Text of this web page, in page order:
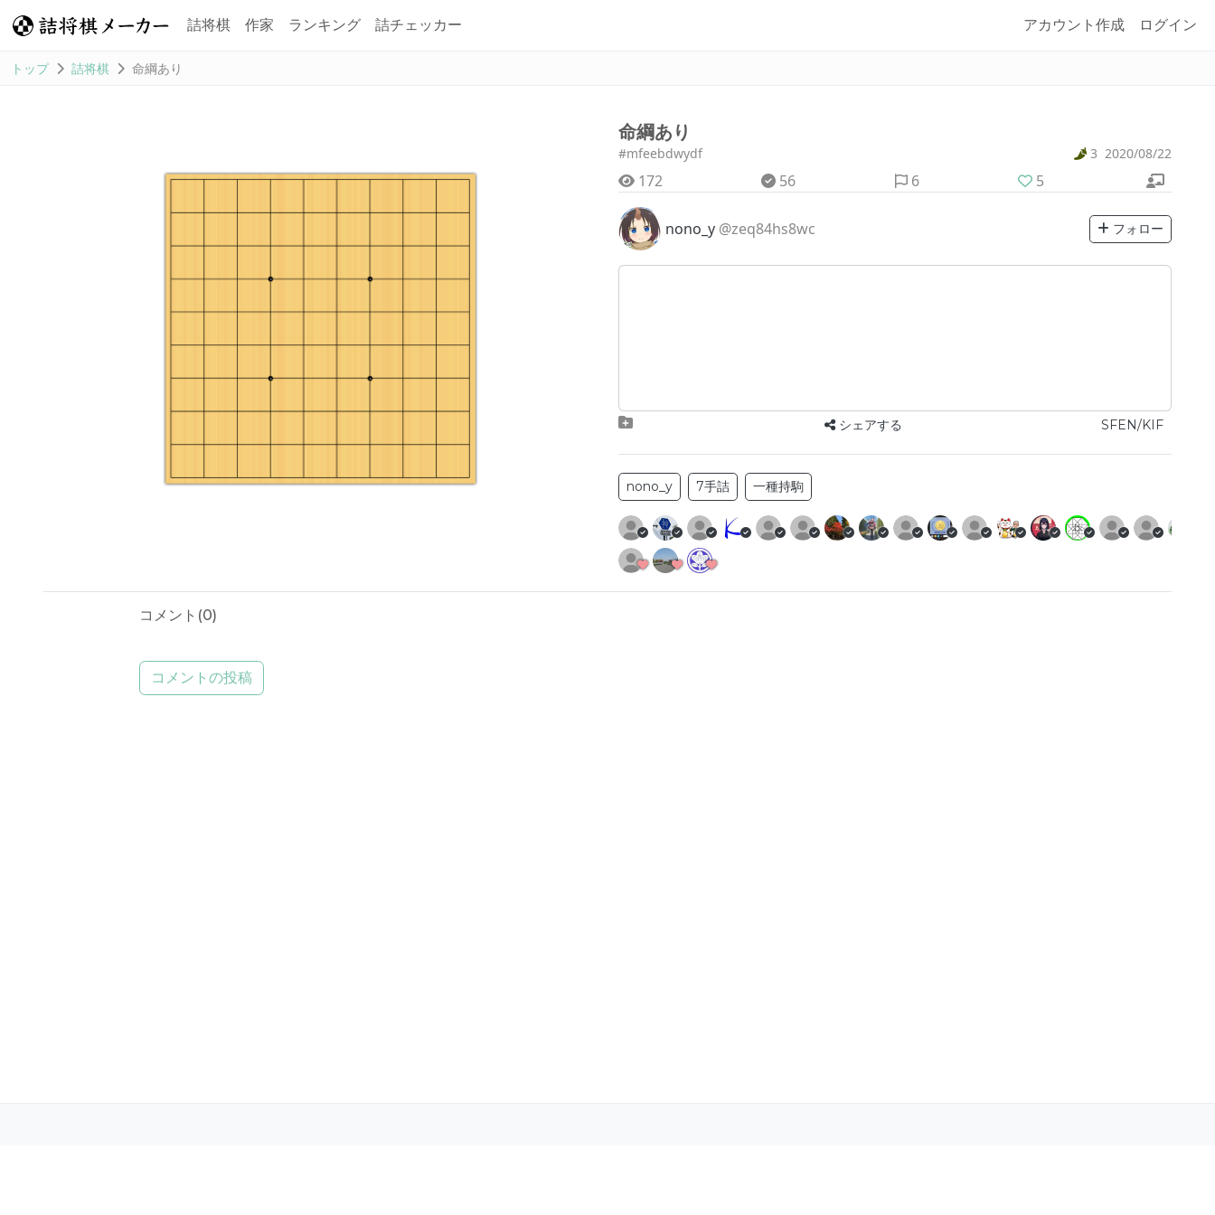
詰将棋 作家 ランキング 詰チェッカー アカウント作成 ログイン
トップ 詰将棋 命綱あり
命綱あり
#mfeebdwydf 3 2020/08/22
172 56 6 5
nono_y @zeq84hs8wc フォロー
シェアする SFEN/KIF
nono_y 7手詰 一種持駒
コメント(0)
コメントの投稿